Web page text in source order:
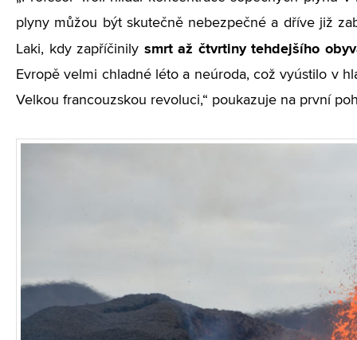
plyny můžou být skutečně nebezpečné a dříve již
Laki, kdy zapříčinily smrt až čtvrtiny tehdejšího
Evropě velmi chladné léto a neúroda, což vyústilo v
Velkou francouzskou revoluci,“ poukazuje na první